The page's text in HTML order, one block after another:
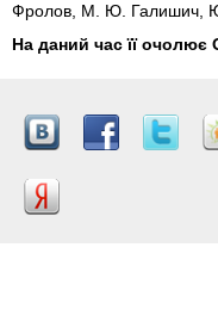
Фролов, М. Ю. Галишич,
На даний час її очолює